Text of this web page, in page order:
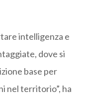
intelligenza e
dove si
base per
nel territorio”, ha